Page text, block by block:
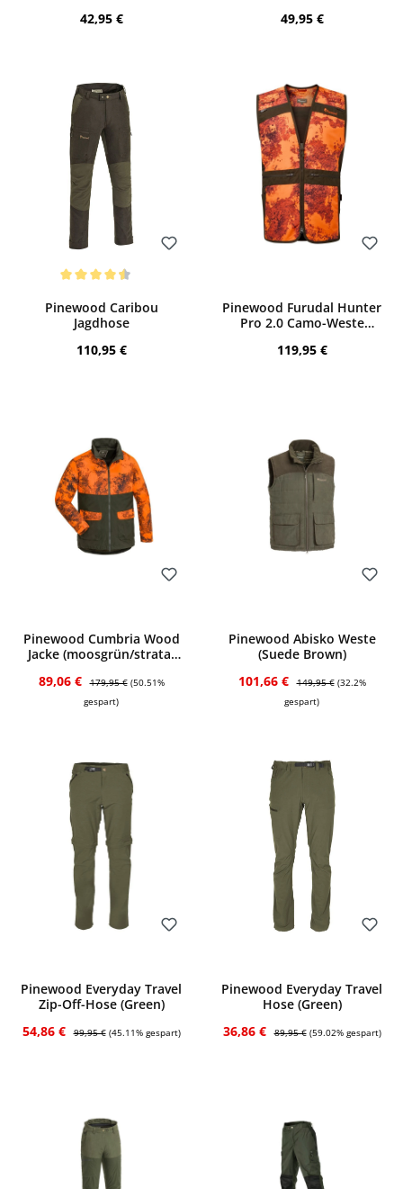
Regulärer Preis:
42,95 €
Regulärer Preis:
49,95 €
Bewerten
Pinewood Caribou
Jagdhose
Regulärer Preis:
110,95 €
Pinewood Furudal Hunter
Pro 2.0 Camo-Weste
Regulärer Preis:
119,95 €
Pinewood Cumbria Wood
Jacke (moosgrün/strata-
Verkaufspreis:
89,06 € Regulärer Preis:
179,95 € (50.51%
gespart)
Pinewood Abisko Weste
(Suede Brown)
Verkaufspreis:
101,66 € Regulärer Preis:
149,95 € (32.2%
gespart)
Pinewood Everyday Travel
Zip-Off-Hose (Green)
Verkaufspreis:
54,86 € Regulärer Preis:
99,95 € (45.11% gespart)
Pinewood Everyday Travel
Hose (Green)
Verkaufspreis:
36,86 € Regulärer Preis:
89,95 € (59.02% gespart)